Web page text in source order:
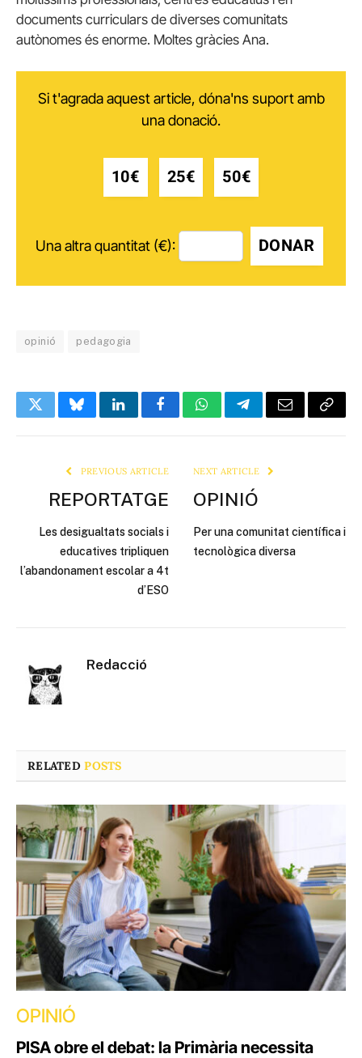
documents curriculars de diverses comunitats
autònomes és enorme. Moltes gràcies Ana.
Si t'agrada aquest article, dóna'ns suport amb
una donació.
10€ 25€ 50€
Una altra quantitat (€): DONAR
opinió pedagogia
TwitterBlueskyLinkedInFacebookWhatsAppTelegramEmail Copy
PREVIOUS ARTICLE
REPORTATGE
Les desigualtats socials i
educatives tripliquen
l’abandonament escolar a 4t
d’ESO
NEXT ARTICLE
OPINIÓ
Per una comunitat científica i
tecnològica diversa
Redacció
RELATEDPOSTS
OPINIÓ
PISA obre el debat: la Primària necessita